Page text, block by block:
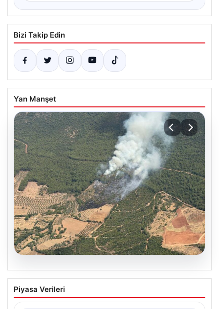
Bizi Takip Edin
Yan Manşet
Muğla Yatağan’da orman yangını
Piyasa Verileri